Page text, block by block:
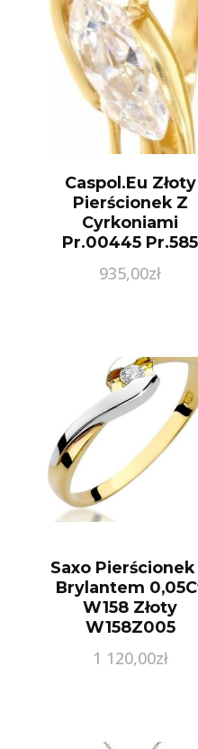
Caspol.Eu Złoty
Pierścionek Z
Cyrkoniami
Pr.00445 Pr.585
935,00zł
Saxo Pierścionek
Brylantem
W158 Złoty
W158Z005
1 120,00zł